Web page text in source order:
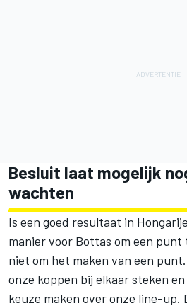
Besluit laat mogelijk
wachten
Is een goed resultaat in
manier voor Bottas om een punt
niet om het maken van een
onze koppen bij elkaar steken
keuze maken over onze line-up.